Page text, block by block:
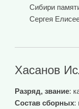
Сибири
Сергея
Хасанов
Разряд, звание:
Состав сборных: